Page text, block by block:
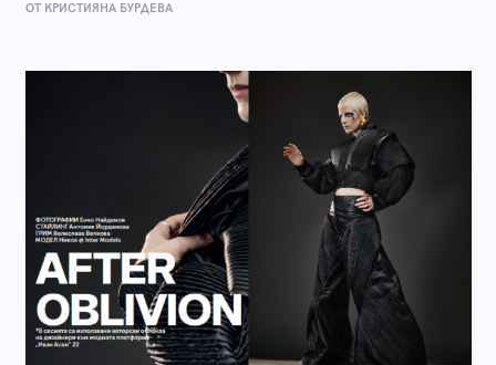
ОТ КРИСТИЯНА БУРДЕВА